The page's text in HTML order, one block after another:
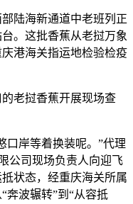
陆海新通道中老班列正
。这批香蕉从老挝万象
港海关指运地检验检疫
老挝香蕉开展现场查
岸等着换装呢。”代理
公司现场负责人向迎飞
状态，经重庆海关所属
奔波辗转”到“从容抵